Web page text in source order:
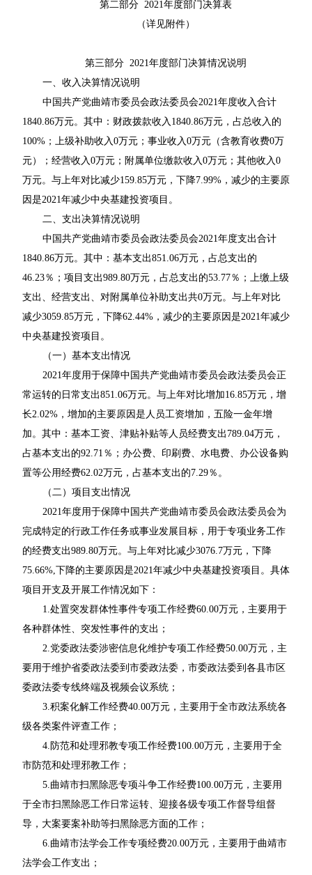
第二部分 2021年度部门决算表
（详见附件）
第三部分 2021年度部门决算情况说明
一、收入决算情况说明
中国共产党曲靖市委员会政法委员会2021年度收入合计
1840.86万元。其中：财政拨款收入1840.86万元，占总收入的
100%；上级补助收入0万元；事业收入0万元（含教育收费0万
元）；经营收入0万元；附属单位缴款收入0万元；其他收入0
万元。与上年对比减少159.85万元，下降7.99%，减少的主要原
因是2021年减少中央基建投资项目。
二、支出决算情况说明
中国共产党曲靖市委员会政法委员会2021年度支出合计
1840.86万元。其中：基本支出851.06万元，占总支出的
46.23％；项目支出989.80万元，占总支出的53.77％；上缴上级
支出、经营支出、对附属单位补助支出共0万元。与上年对比
减少3059.85万元，下降62.44%，减少的主要原因是2021年减少
中央基建投资项目。
（一）基本支出情况
2021年度用于保障中国共产党曲靖市委员会政法委员会正
常运转的日常支出851.06万元。与上年对比增加16.85万元，增
长2.02%，增加的主要原因是人员工资增加，五险一金年增
加。其中：基本工资、津贴补贴等人员经费支出789.04万元，
占基本支出的92.71％；办公费、印刷费、水电费、办公设备购
置等公用经费62.02万元，占基本支出的7.29％。
（二）项目支出情况
2021年度用于保障中国共产党曲靖市委员会政法委员会为
完成特定的行政工作任务或事业发展目标，用于专项业务工作
的经费支出989.80万元。与上年对比减少3076.7万元，下降
75.66%,下降的主要原因是2021年减少中央基建投资项目。具体
项目开支及开展工作情况如下：
1.处置突发群体性事件专项工作经费60.00万元，主要用于
各种群体性、突发性事件的支出；
2.党委政法委涉密信息化维护专项工作经费50.00万元，主
要用于维护省委政法委到市委政法委，市委政法委到各县市区
委政法委专线终端及视频会议系统；
3.积案化解工作经费40.00万元，主要用于全市政法系统各
级各类案件评查工作；
4.防范和处理邪教专项工作经费100.00万元，主要用于全
市防范和处理邪教工作；
5.曲靖市扫黑除恶专项斗争工作经费100.00万元，主要用
于全市扫黑除恶工作日常运转、迎接各级专项工作督导组督
导，大案要案补助等扫黑除恶方面的工作；
6.曲靖市法学会工作专项经费20.00万元，主要用于曲靖市
法学会工作支出；